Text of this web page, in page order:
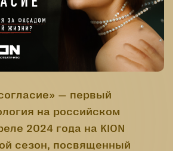
— первый
на российском
2024 года на KION
сезон, посвященный